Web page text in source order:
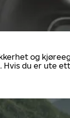
og
du er ute